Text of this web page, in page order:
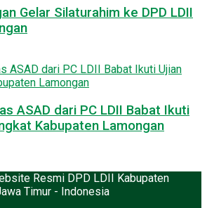
Gelar Silaturahim ke DPD LDII
ASAD dari PC LDII Babat Ikuti
Kabupaten Lamongan
Resmi DPD LDII Kabupaten
Timur - Indonesia